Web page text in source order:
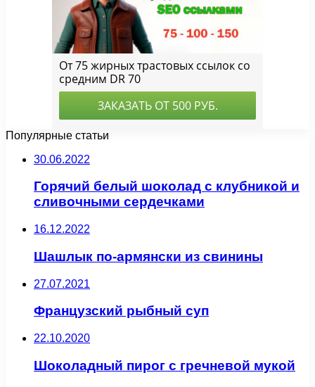
Популярные статьи
30.06.2022
Горячий белый шоколад с клубникой и
сливочными сердечками
16.12.2022
Шашлык по-армянски из свинины
27.07.2021
Французский рыбный суп
22.10.2020
Шоколадный пирог с гречневой мукой